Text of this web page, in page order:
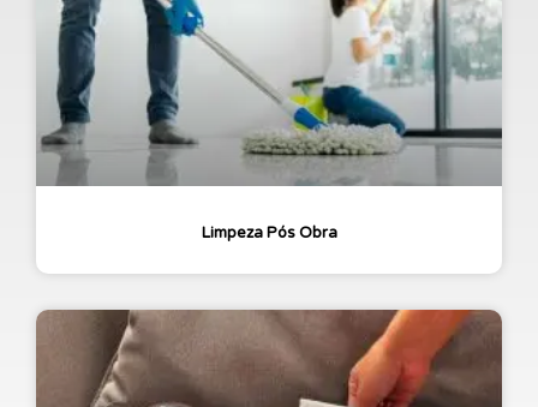
Limpeza Pós Obra